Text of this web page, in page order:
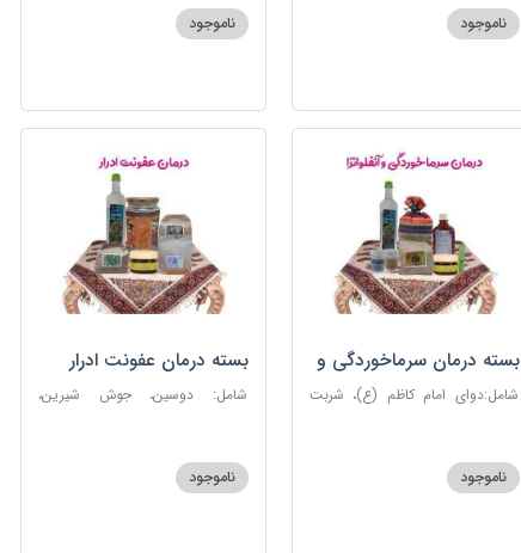
ناموجود
خاکشیر، صابون شغاری قهوه ای،
روغن و قطره بنفشه
ناموجود
بسته درمان سرماخوردگی و
آنفلوانزا
شامل:دوای امام کاظم (ع)، شربت
دریاناموجود
بسته درمان عفونت ادرار
شامل: دوسین، جوش شیرین،
ناموجود